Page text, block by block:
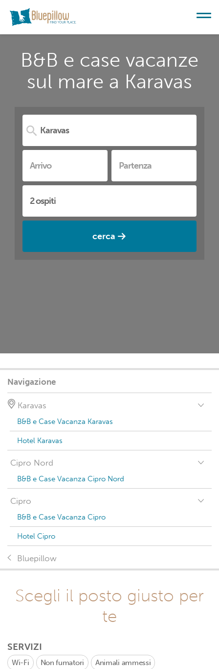
B&B e case vacanze
sul mare a Karavas
cerca
Navigazione
Karavas
B&B e Case Vacanza Karavas
Hotel Karavas
Cipro Nord
B&B e Case Vacanza Cipro Nord
Cipro
B&B e Case Vacanza Cipro
Hotel Cipro
Bluepillow
Scegli il posto giusto per
te
SERVIZI
Wi-Fi Non fumatori Animali ammessi